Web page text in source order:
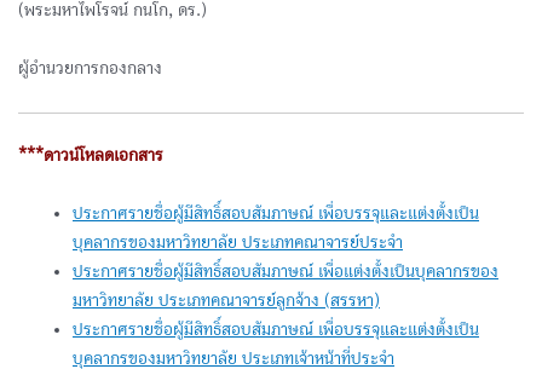
(พระมหาไพโรจน์ กนโก, ดร.)
ผู้อำนวยการกองกลาง
***ดาวน์โหลดเอกสาร
ประกาศรายชื่อผู้มีสิทธิ์สอบสัมภาษณ์ เพื่อบรรจุและแต่งตั้งเป็น
บุคลากรของมหาวิทยาลัย ประเภทคณาจารย์ประจำ
ประกาศรายชื่อผู้มีสิทธิ์สอบสัมภาษณ์ เพื่อแต่งตั้งเป็นบุคลากรของ
มหาวิทยาลัย ประเภทคณาจารย์ลูกจ้าง (สรรหา)
ประกาศรายชื่อผู้มีสิทธิ์สอบสัมภาษณ์ เพื่อบรรจุและแต่งตั้งเป็น
บุคลากรของมหาวิทยาลัย ประเภทเจ้าหน้าที่ประจำ